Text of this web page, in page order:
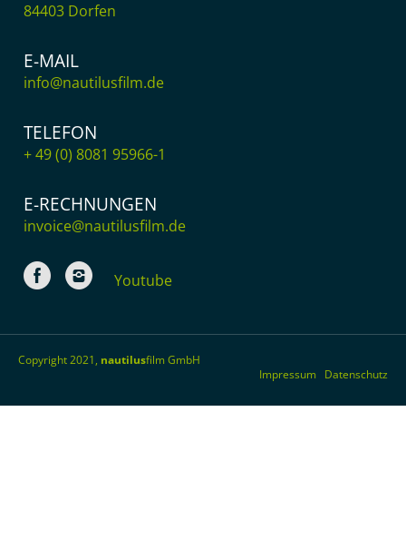
84403 Dorfen
E-MAIL
info@nautilusfilm.de
TELEFON
+ 49 (0) 8081 95966-1
E-RECHNUNGEN
invoice@nautilusfilm.de
Youtube
Copyright 2021, nautilusfilm GmbH
Datenschutz
Impressum